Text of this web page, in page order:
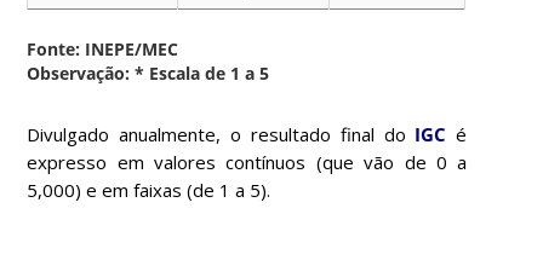
Fonte: INEPE/MEC
Observação: * Escala de 1 a 5
Divulgado anualmente, o resultado final do IGC é
expresso em valores contínuos (que vão de 0 a
5,000) e em faixas (de 1 a 5).